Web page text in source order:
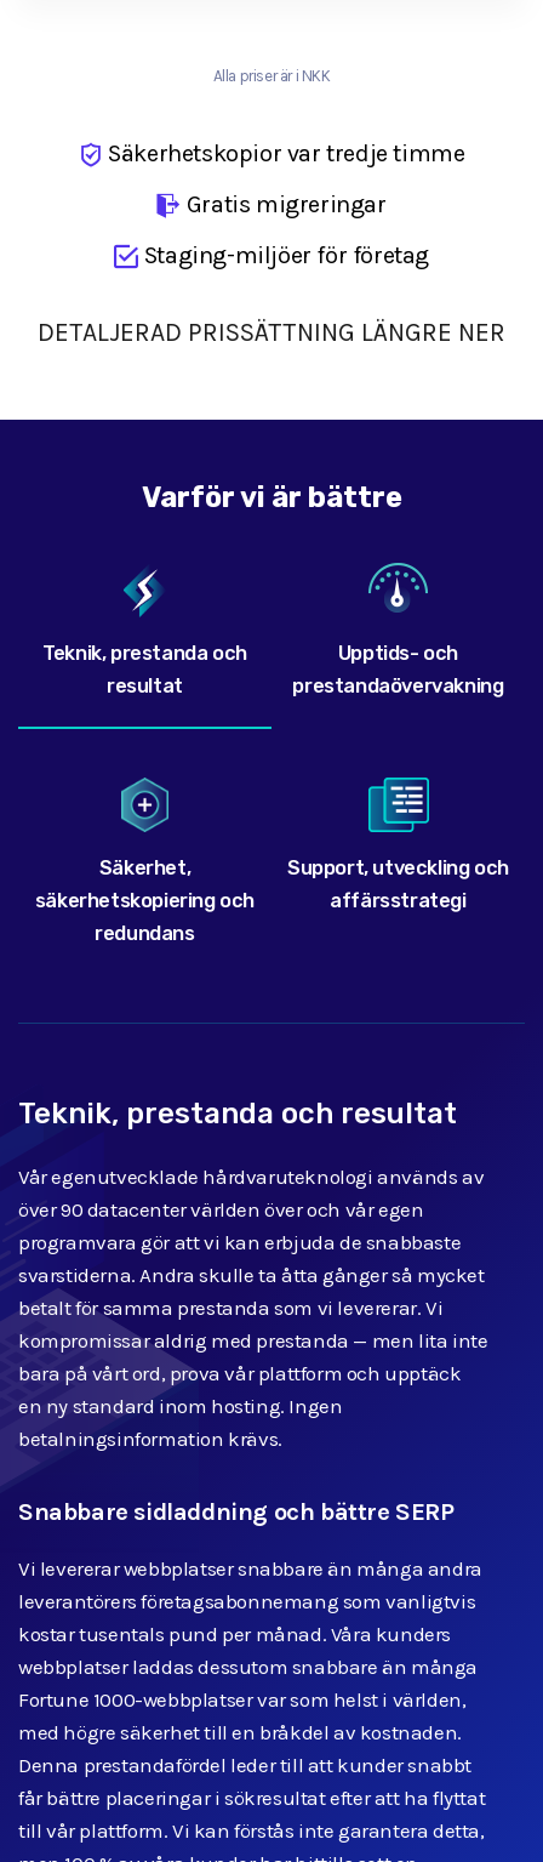
Alla priser är i NKK
Säkerhetskopior var tredje timme
Gratis migreringar
Staging-miljöer för företag
DETALJERAD PRISSÄTTNING LÄNGRE NER
Varför vi är bättre
Teknik, prestanda och
resultat
Upptids- och
prestandaövervakning
Säkerhet,
säkerhetskopiering och
redundans
Support, utveckling och
affärsstrategi
Teknik, prestanda och resultat
Vår egenutvecklade hårdvaruteknologi används av
över 90 datacenter världen över och vår egen
programvara gör att vi kan erbjuda de snabbaste
svarstiderna. Andra skulle ta åtta gånger så mycket
betalt för samma prestanda som vi levererar. Vi
kompromissar aldrig med prestanda — men lita inte
bara på vårt ord, prova vår plattform och upptäck
en ny standard inom hosting. Ingen
betalningsinformation krävs.
Snabbare sidladdning och bättre SERP
Vi levererar webbplatser snabbare än många andra
leverantörers företagsabonnemang som vanligtvis
kostar tusentals pund per månad. Våra kunders
webbplatser laddas dessutom snabbare än många
Fortune 1000-webbplatser var som helst i världen,
med högre säkerhet till en bråkdel av kostnaden.
Denna prestandafördel leder till att kunder snabbt
får bättre placeringar i sökresultat efter att ha flyttat
till vår plattform. Vi kan förstås inte garantera detta,